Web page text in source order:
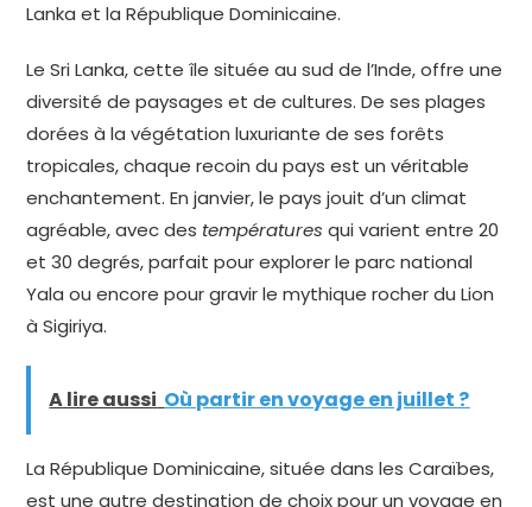
Lanka et la République Dominicaine.
Le Sri Lanka, cette île située au sud de l’Inde, offre une
diversité de paysages et de cultures. De ses plages
dorées à la végétation luxuriante de ses forêts
tropicales, chaque recoin du pays est un véritable
enchantement. En janvier, le pays jouit d’un climat
agréable, avec des températures qui varient entre 20
et 30 degrés, parfait pour explorer le parc national
Yala ou encore pour gravir le mythique rocher du Lion
à Sigiriya.
A lire aussi Où partir en voyage en juillet ?
La République Dominicaine, située dans les Caraïbes,
est une autre destination de choix pour un voyage en